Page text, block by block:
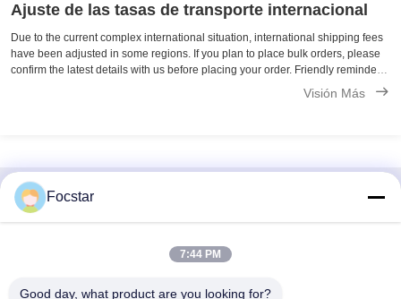
Ajuste de las tasas de transporte internacional
Due to the current complex international situation, international shipping fees
have been adjusted in some regions. If you plan to place bulk orders, please
confirm the latest details with us before placing your order. Friendly reminder:
For shipments to Europe, we recommend choosing railway ...Visión Más
Contacto rápido
Focstar
7:44 PM
Good day, what product are you looking for?